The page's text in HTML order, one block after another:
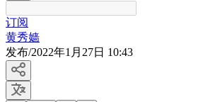
订阅
黄秀嫱
发布/2022年1月27日 10:43